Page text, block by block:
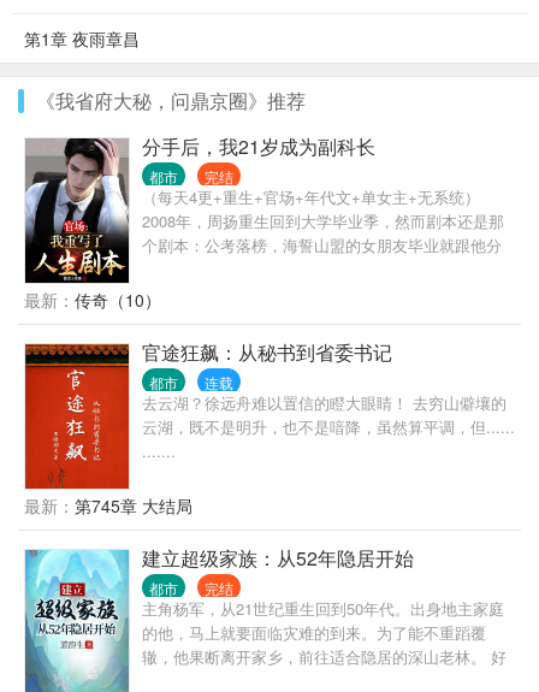
第1章 夜雨章昌
《我省府大秘，问鼎京圈》推荐
分手后，我21岁成为副科长
都市 完结
（每天4更+重生+官场+年代文+单女主+无系统）
2008年，周扬重生回到大学毕业季，然而剧本还是那
个剧本：公考落榜，海誓山盟的女朋友毕业就跟他分
占尽先机的周扬却变得不再茫然，因为他清楚，尽管
眼前的起点很低，但是青云大道却尽在眼前……这一
次，他要勇攀高峰，登临权位。
最新： 传奇（10）
官途狂飙：从秘书到省委书记
都市 连载
去云湖？徐远舟难以置信的瞪大眼睛！ 去穷山僻壤的
云湖，既不是明升，也不是喑降，虽然算平调，但......
.......
最新： 第745章 大结局
建立超级家族：从52年隐居开始
都市 完结
主角杨军，从21世纪重生回到50年代。出身地主家庭
的他，马上就要面临灾难的到来。为了能不重蹈覆
辙，他果断离开家乡，前往适合隐居的深山老林。 好